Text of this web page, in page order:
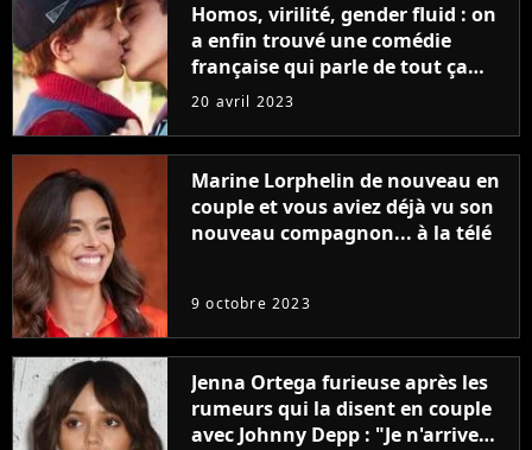
Homos, virilité, gender fluid : on
a enfin trouvé une comédie
française qui parle de tout ça
sans être super ringarde
20 avril 2023
Marine Lorphelin de nouveau en
couple et vous aviez déjà vu son
nouveau compagnon... à la télé
9 octobre 2023
Jenna Ortega furieuse après les
rumeurs qui la disent en couple
avec Johnny Depp : "Je n'arrive